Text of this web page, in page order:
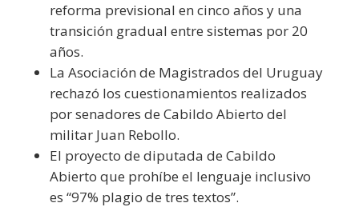
reforma previsional en cinco años y una
transición gradual entre sistemas por 20
años.
La Asociación de Magistrados del Uruguay
rechazó los cuestionamientos realizados
por senadores de Cabildo Abierto del
militar Juan Rebollo.
El proyecto de diputada de Cabildo
Abierto que prohíbe el lenguaje inclusivo
es “97% plagio de tres textos”.